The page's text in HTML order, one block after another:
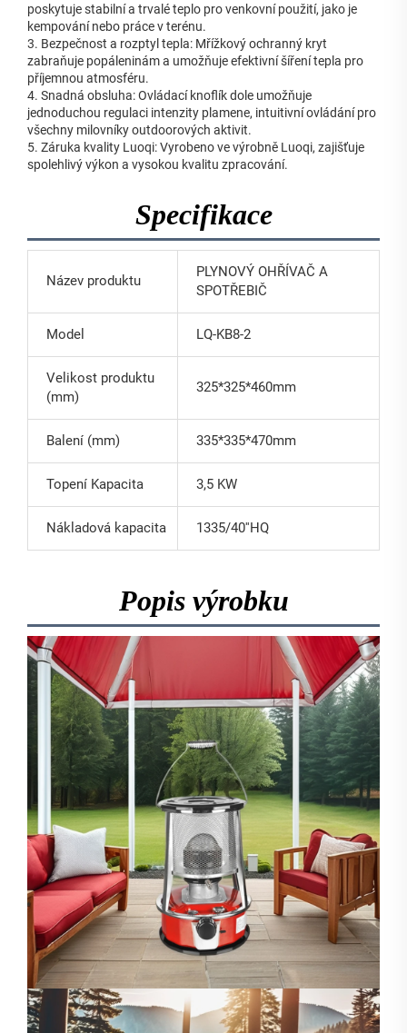
poskytuje stabilní a trvalé teplo pro venkovní použití, jako je
kempování nebo práce v terénu.
3. Bezpečnost a rozptyl tepla: Mřížkový ochranný kryt
zabraňuje popáleninám a umožňuje efektivní šíření tepla pro
příjemnou atmosféru.
4. Snadná obsluha: Ovládací knoflík dole umožňuje
jednoduchou regulaci intenzity plamene, intuitivní ovládání pro
všechny milovníky outdoorových aktivit.
5. Záruka kvality Luoqi: Vyrobeno ve výrobně Luoqi, zajišťuje
spolehlivý výkon a vysokou kvalitu zpracování.
Specifikace
Název produktu
PLYNOVÝ OHŘÍVAČ A
SPOTŘEBIČ
Model LQ-KB8-2
Velikost produktu
(mm)
325*325*460mm
Balení (mm) 335*335*470mm
Topení Kapacita 3,5 KW
Nákladová kapacita 1335/40''HQ
Popis výrobku